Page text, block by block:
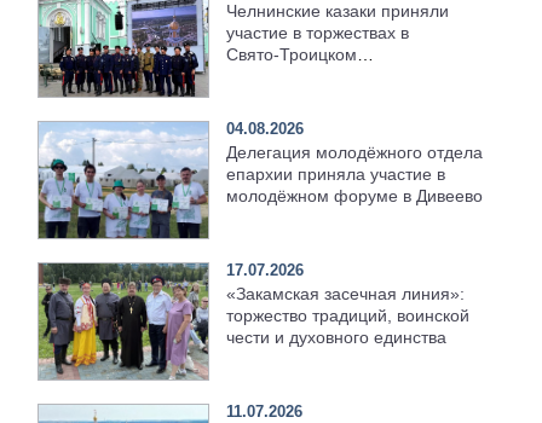
Челнинские казаки приняли
участие в торжествах в
Свято‑Троицком
04.08.2026
Делегация молодёжного отдела
епархии приняла участие в
молодёжном форуме в Дивеево
17.07.2026
«Закамская засечная линия»:
торжество традиций, воинской
чести и духовного единства
11.07.2026